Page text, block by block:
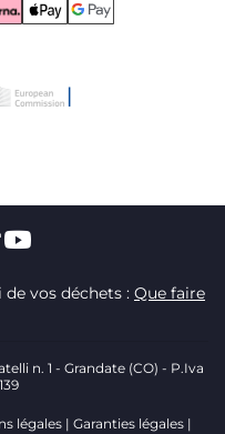
vos déchets : Que faire
n. 1 - Grandate (CO) - P.Iva
légales
Garanties légales